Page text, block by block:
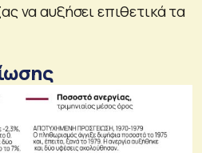
να αυξήσει επιθετικά τα